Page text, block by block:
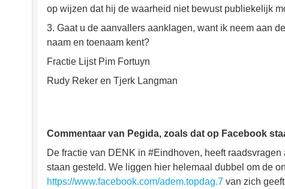
op wijzen dat hij de waarheid niet bewust publiekelijk
3. Gaat u de aanvallers aanklagen, want ik neem aan
naam en toenaam kent?
Fractie Lijst Pim Fortuyn
Rudy Reker en Tjerk Langman
Commentaar van Pegida, zoals dat op Facebook
De fractie van DENK in #Eindhoven, heeft
staan gesteld. We liggen hier helemaal dubbel om de
https://www.facebook.com/adem.topdag.7 van zich